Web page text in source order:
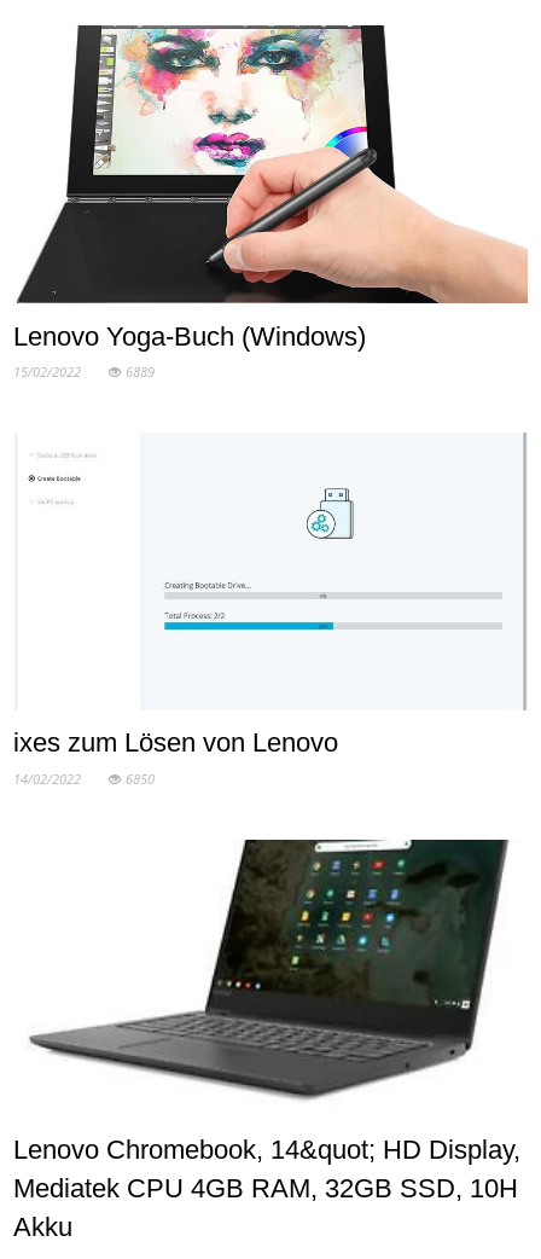
Lenovo Yoga-Buch (Windows)
15/02/2022 6889
ixes zum Lösen von Lenovo
14/02/2022 6850
Lenovo Chromebook, 14&quot; HD Display,
Mediatek CPU 4GB RAM, 32GB SSD, 10H
Akku